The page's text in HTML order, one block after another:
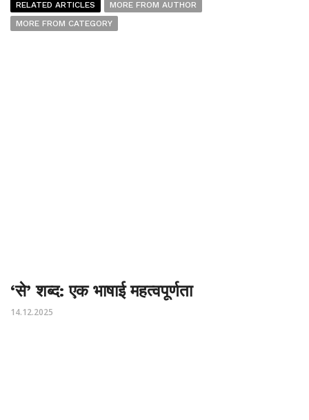
RELATED ARTICLES
MORE FROM AUTHOR
MORE FROM CATEGORY
‘से’ शब्द: एक भाषाई महत्वपूर्णता
14.12.2025